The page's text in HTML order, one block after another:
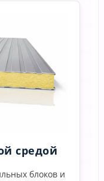
средой
блоков и